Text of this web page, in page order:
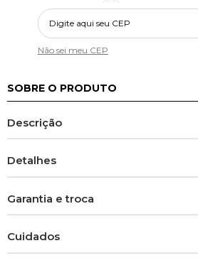
Não sei meu CEP
SOBRE O PRODUTO
Descrição
Detalhes
Garantia e troca
Cuidados